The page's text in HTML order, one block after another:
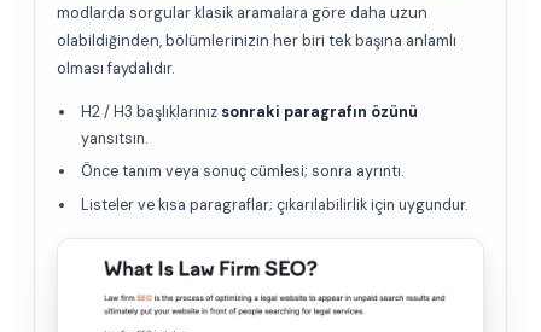
modlarda sorgular klasik aramalara göre daha uzun
olabildiğinden, bölümlerinizin her biri tek başına anlamlı
olması faydalıdır.
H2 / H3 başlıklarınız sonraki paragrafın özünü
yansıtsın.
Önce tanım veya sonuç cümlesi; sonra ayrıntı.
Listeler ve kısa paragraflar; çıkarılabilirlik için uygundur.